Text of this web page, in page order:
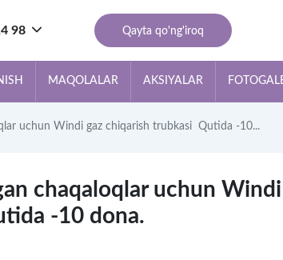
98 Qayta qo'ng'iroq
MAQOLALAR AKSIYALAR
uchun Windi gaz chiqarish trubkasi Qutida -10...
chaqaloqlar uchun
-10 dona.